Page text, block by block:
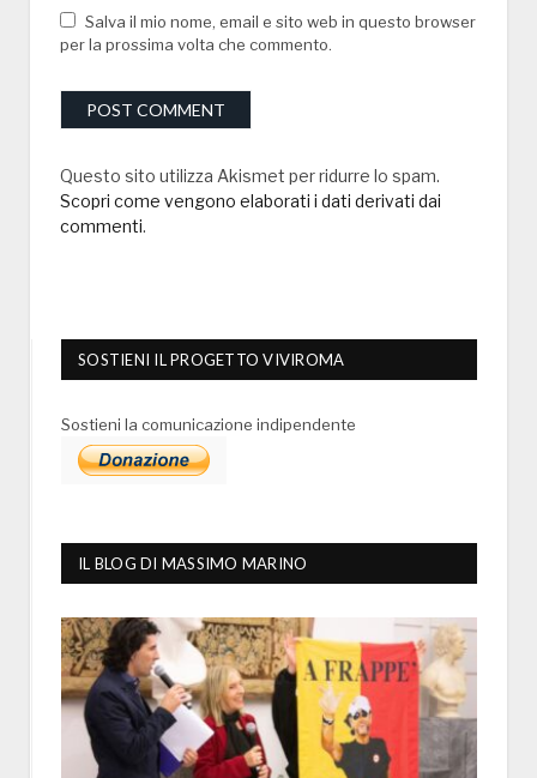
Salva il mio nome, email e sito web in questo browser
per la prossima volta che commento.
Questo sito utilizza Akismet per ridurre lo spam.
Scopri come vengono elaborati i dati derivati dai
commenti.
SOSTIENI IL PROGETTO VIVIROMA
Sostieni la comunicazione indipendente
IL BLOG DI MASSIMO MARINO